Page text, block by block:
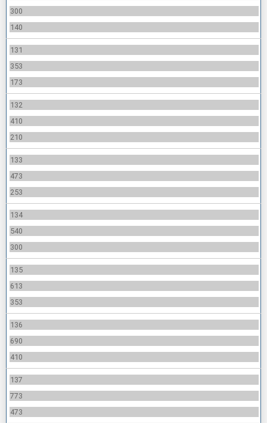
300
140
131
353
173
132
410
210
133
473
253
134
540
300
135
613
353
136
690
410
137
773
473